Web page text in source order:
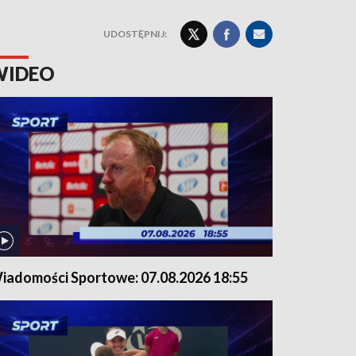
UDOSTĘPNIJ:
Sportowe: 07.08.2026 18:55